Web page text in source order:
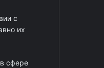
с
их
сфере